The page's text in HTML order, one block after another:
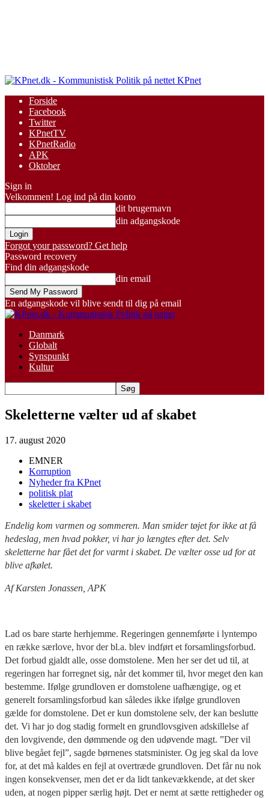
KPnet
Forside
Facebook
Twitter
KPnetTV
KPnetRadio
APK
Oktober
Sign in
Velkommen! Log ind på din konto
dit brugernavn
din adgangskode
Forgot your password? Get help
Password recovery
Find din adgangskode
din email
En adgangskode vil blive sendt til dig på email
Danmark
Globalt
Synspunkt
Kultur
Skeletterne vælter ud af skabet
17. august 2020
EMNER
Korruption
Nyheder fra KPnet
politisk plat
skeletter i skabet
Endelig kom varmen og sommeren. Man smider tøjet for ikke at få
hedeslag, men hvad pokker, vi har jo længtes efter det. Selv
skeletterne har fået det for varmt i skabet. De vælter osse ud for at
blive afkølet.
Af Karsten Jonassen, APK
Lad os bare starte herhjemme. Regeringen gennemførte i lyntempo
en række særlove, hvor der bl.a. blev indført et forsamlingsforbud.
Det forbud gjaldt alle, osse domstolene. Men her ser det ud til, at
regeringen har forregnet sig, når det kommer til, hvor meget den kan
bestemme. Ifølge grundloven er domstolene uafhængige, og et
generelt forsamlingsforbud kan således ikke ifølge grundloven
gælde for domstolene. Det er kun domstolene selv, der kan beslutte
det. Vi har jo dog stadig formelt en grundlovsgiven adskillelse af
den lovgivende, den dømmende og den udøvende magt. ”Der vil
blive begået fejl”, sagde børnenes statsminister. Og jeg skal da love
for, at det må kaldes en fejl at overtræde grundloven. Det får nu nok
ingen konsekvenser, men det er da lidt tankevækkende, at det sker
uden, at nogen pipper særlig højt. Det er nemt at sætte rettigheder og